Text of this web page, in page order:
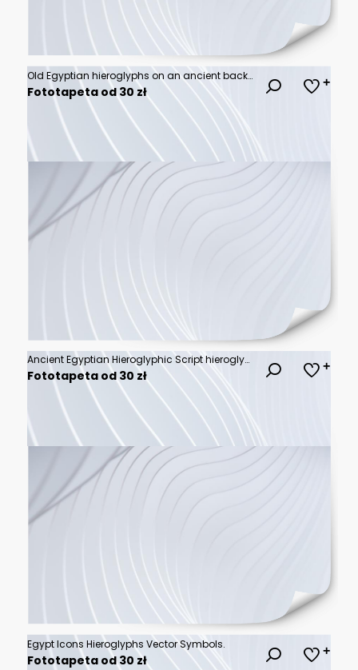
Old Egyptian hieroglyphs on an ancient background. Wide historical background. Ancient Egyptian hieroglyphs as a symbol of the history of the Earth.
Fototapeta od 30 zł
Ancient Egyptian Hieroglyphic Script hieroglyphs symbols
Fototapeta od 30 zł
Egypt Icons Hieroglyphs Vector Symbols.
Fototapeta od 30 zł